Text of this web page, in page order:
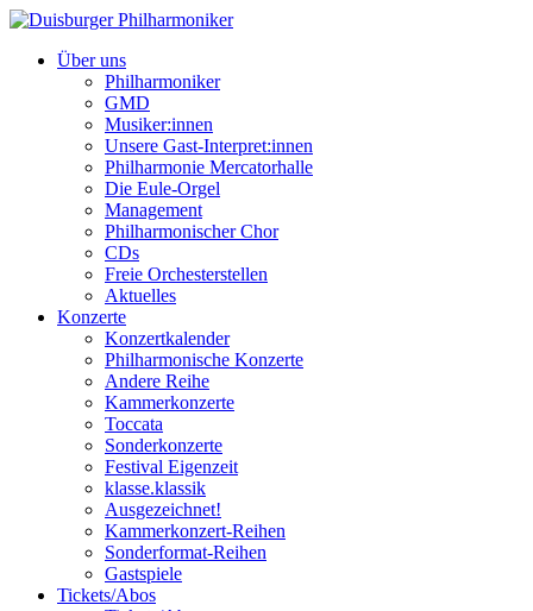
Über uns
Philharmoniker
GMD
Musiker:innen
Unsere Gast-Interpret:innen
Philharmonie Mercatorhalle
Die Eule-Orgel
Management
Philharmonischer Chor
CDs
Freie Orchesterstellen
Aktuelles
Konzerte
Konzertkalender
Philharmonische Konzerte
Andere Reihe
Kammerkonzerte
Toccata
Sonderkonzerte
Festival Eigenzeit
klasse.klassik
Ausgezeichnet!
Kammerkonzert-Reihen
Sonderformat-Reihen
Gastspiele
Tickets/Abos